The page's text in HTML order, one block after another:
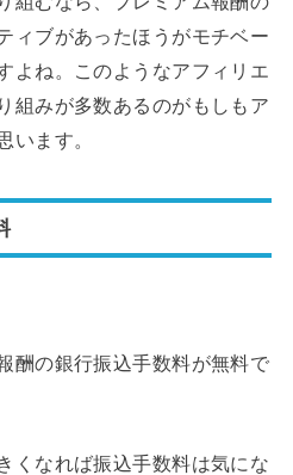
ィブがあったほうがモチベー
よね。このようなアフィリエ
組みが多数あるのがもしもア
います。
酬の銀行振込手数料が無料で
くなれば振込手数料は気にな